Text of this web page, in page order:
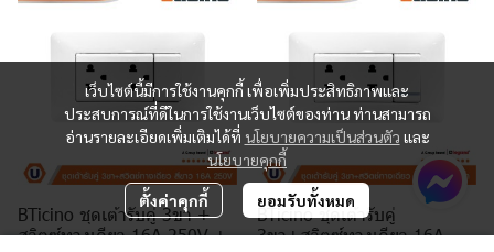
BTicino ชุดเต้ารับคู่ 3ขา +
สวิตซ์ทางเดียว 16A 250V +
BTicino ชุดเต้ารับคู่
3ขา+สวิตซ์ทางเดียว 16A
เว็บไซต์นี้มีการใช้งานคุกกี้ เพื่อเพิ่มประสิทธิภาพและ
ประสบการณ์ที่ดีในการใช้งานเว็บไซต์ของท่าน ท่านสามารถ
อ่านรายละเอียดเพิ่มเติมได้ที่ นโยบายความเป็นส่วนตัว และ
นโยบายคุกกี้
ตั้งค่าคุกกี้ ยอมรับทั้งหมด